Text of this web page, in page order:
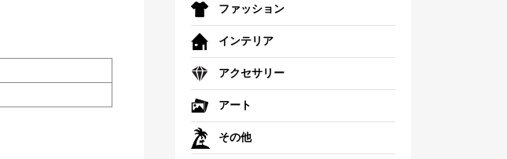
ファッション
インテリア
アクセサリー
アート
その他